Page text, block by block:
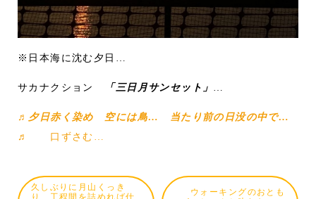
※日本海に沈む夕日…
サカナクション 「三日月サンセット」
♬夕日赤く染め 空には鳥… 当たり前の日没の中で…
♬
口ずさむ…
久しぶりに月山くっき
ウォーキングのおとも